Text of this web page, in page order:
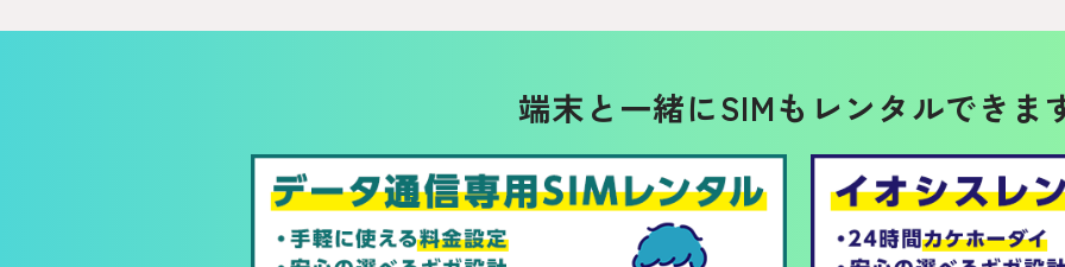
端末と一緒にSIMもレンタルできま